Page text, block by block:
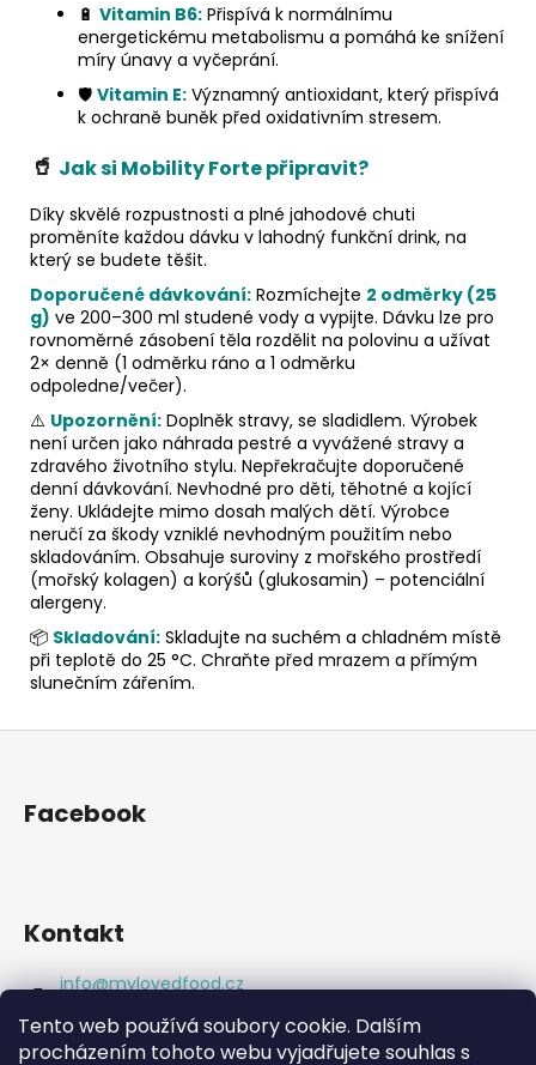
Tento web používá soubory cookie. Dalším
procházením tohoto webu vyjadřujete souhlas s
🔋 Vitamin B6: Přispívá k normálnímu
energetickému metabolismu a pomáhá ke snížení
míry únavy a vyčeprání.
🛡️ Vitamin E: Významný antioxidant, který přispívá
k ochraně buněk před oxidativním stresem.
🥤 Jak si Mobility Forte připravit?
Díky skvělé rozpustnosti a plné jahodové chuti
proměníte každou dávku v lahodný funkční drink, na
který se budete těšit.
Doporučené dávkování: Rozmíchejte 2 odměrky (25
g) ve 200–300 ml studené vody a vypijte. Dávku lze pro
rovnoměrné zásobení těla rozdělit na polovinu a užívat
2× denně (1 odměrku ráno a 1 odměrku
odpoledne/večer).
⚠️ Upozornění: Doplněk stravy, se sladidlem. Výrobek
není určen jako náhrada pestré a vyvážené stravy a
zdravého životního stylu. Nepřekračujte doporučené
denní dávkování. Nevhodné pro děti, těhotné a kojící
ženy. Ukládejte mimo dosah malých dětí. Výrobce
neručí za škody vzniklé nevhodným použitím nebo
skladováním. Obsahuje suroviny z mořského prostředí
(mořský kolagen) a korýšů (glukosamin) – potenciální
alergeny.
📦 Skladování: Skladujte na suchém a chladném místě
při teplotě do 25 °C. Chraňte před mrazem a přímým
slunečním zářením.
Z
Facebook
Kontakt
info@mylovedfood.cz
https://www.facebook.com/eatgoodlookgreat